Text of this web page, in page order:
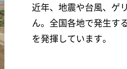
近年、地震や台風、ゲ
ん。全国各地で発生す
を発揮しています。